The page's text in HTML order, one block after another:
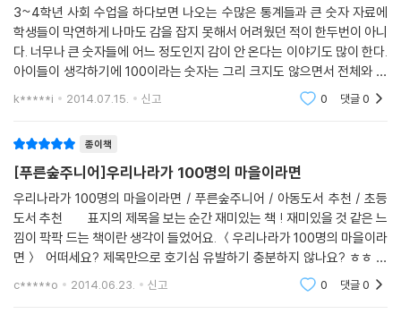
도 가 필요할까?
?동물들이 행복하고 건강하게 자라야 그걸 먹는 인간도 건강하지 않을까?
그러기 위해서 어떤 노력이 필요할까?
?잘사는 사람과 가난한 사람들이 더불어 잘 살아가려면 어떻게 하면 좋을
까?
에너지로 떠올랐지만 왜 널리 쓰이지 못할까?
물론 이 질문들은 지금 당장 해결할 수 있는 것은 아니다. 하지만 이 질문에
대한 답을 찾아가는 과정에서 우리 사회를 어떤 시선으로 바라보아야 할
지, 더 나은 세상을 일구기 위해 우리가 나아가야 할 방향은 무엇인지 함께
고민해 볼 수 있다. 이런 과정을 통해 아이들이 우리 사회에 대한 꿈과 희망
3~4학년 사회 수업을 하다보면 나오는 수많은 통계들과 큰 숫자 자료에
학생들이 막연하게 나마도 감을 잡지 못해서 어려웠던 적이 한두번이 아니
다. 너무나 큰 숫자들에 어느 정도인지 감이 안 온다는 이야기도 많이 한다.
아이들이 생각하기에 100이라는 숫자는 그리 크지도 않으면서 전체와 부
분의 관계를 어는 정도 이해하는 중학년 정도 아이들에게 우리나라에 대해
k*****i 2014.07.15. 신고 0 댓글0
종이책
[푸른숲주니어]우리나라가 100명의 마을이라면
우리나라가 100명의 마을이라면 / 푸른숲주니어 / 아동도서 추천 / 초등
도서 추천 표지의 제목을 보는 순간 재미있는 책 ! 재미있을 것 같은 느
낌이 팍팍 드는 책이란 생각이 들었어요. ＜우리나라가 100명의 마을이라
면＞ 어떠세요? 제목만으로 호기심 유발하기 충분하지 않나요? ㅎㅎ 우
리나라는 세계250여 나라중에서 땅 넓이는 109번째, 하지만, 인구는 5천
c*****o 2014.06.23. 신고 0 댓글0